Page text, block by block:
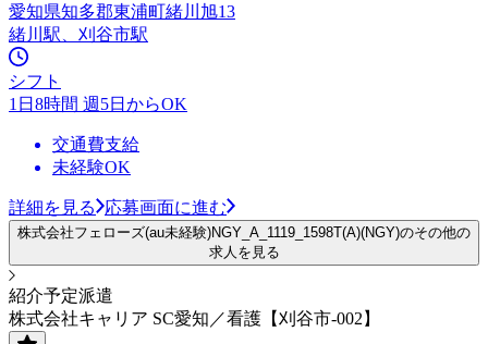
愛知県知多郡東浦町緒川旭13
緒川駅、刈谷市駅
シフト
1日8時間 週5日からOK
交通費支給
未経験OK
詳細を見る 応募画面に進む
株式会社フェローズ(au未経験)NGY_A_1119_1598T(A)(NGY)のその他の
求人を見る
紹介予定派遣
株式会社キャリア SC愛知／看護【刈谷市-002】